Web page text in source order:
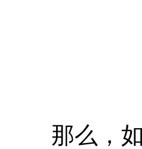
那么，如